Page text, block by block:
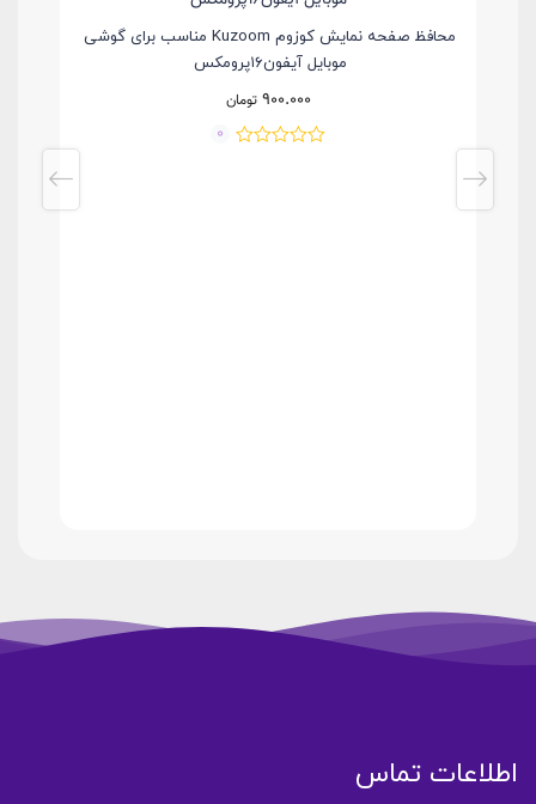
محافظ صفحه نمایش کوزوم Kuzoom مناسب برای گوشی
موبایل آیفون۱۶پرومکس
900.000 تومان
0
اطلاعات تماس